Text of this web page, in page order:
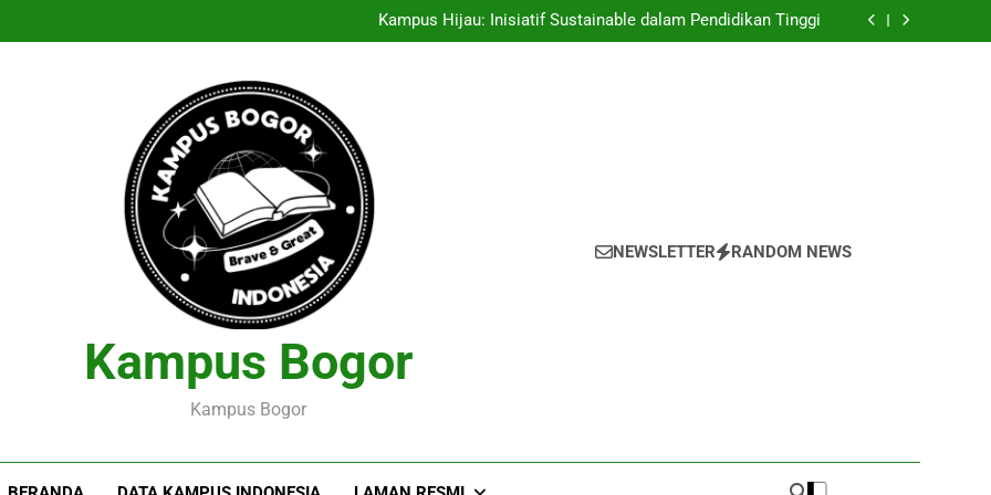
Universitas
Kampus Hijau: Inisiatif Sustainable dalam Pendidikan Tinggi
Menciptakan Dasar Data Mahasiswa yang untuk Kemajuan Akademik
Entrepreneurship Pelajar: Menyulap Gagasan Sebagai Inovasi Signifikan di
Menciptakan Dasar Data Mahasiswa yang untuk Kemajuan Akademik
Pelaksanaan Agroekoteknologi untuk Melestarikan Tumbuhan serta Hewan
Kampus Bogor
Kampus Bogor
NEWSLETTER RANDOM NEWS